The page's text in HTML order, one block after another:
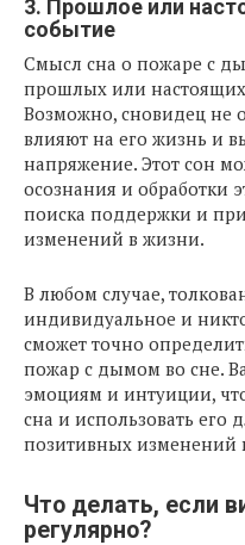
3. Прошлое или
событие
Смысл сна о пожаре с
прошлых или настоящих
Возможно, сновидец не
влияют на его жизнь и
напряжение. Этот сон
осознания и обработки
поиска поддержки и
изменений в жизни.
В любом случае,
индивидуальное и
сможет точно
пожар с дымом во сне.
эмоциям и интуиции,
сна и использовать его
позитивных изменений
Что делать, если
регулярно?